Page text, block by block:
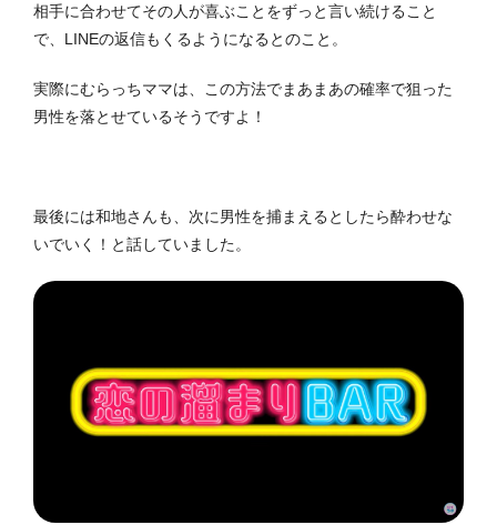
相手に合わせてその人が喜ぶことをずっと言い続けること
で、LINEの返信もくるようになるとのこと。
実際にむらっちママは、この方法でまあまあの確率で狙った
男性を落とせているそうですよ！
最後には和地さんも、次に男性を捕まえるとしたら酔わせな
いでいく！と話していました。